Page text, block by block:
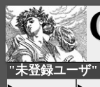
"未登録ユーザ"